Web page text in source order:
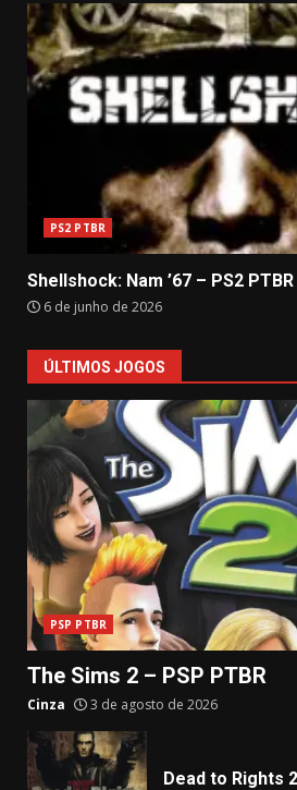
PS2 PTBR
Shellshock: Nam ’67 – PS2 PTBR
6 de junho de 2026
ÚLTIMOS JOGOS
PSP PTBR
The Sims 2 – PSP PTBR
Cinza 3 de agosto de 2026
Dead to Rights